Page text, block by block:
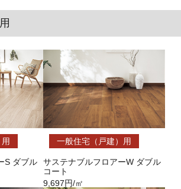
S ダブル
一般住宅（戸建）用
サステナブルフロアーW ダブル
コート
9,697円/㎡